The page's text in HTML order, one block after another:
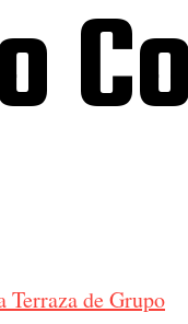
Terraza de Grupo